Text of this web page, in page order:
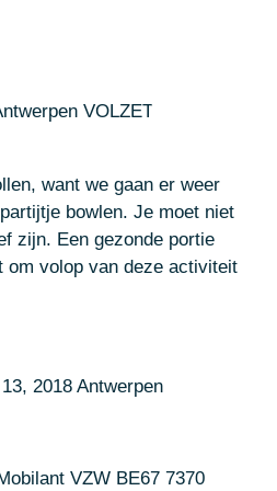
want we gaan er weer
bowlen. Je moet niet
zijn. Een gezonde portie
om volop van deze activiteit
2018 Antwerpen
VZW BE67 7370